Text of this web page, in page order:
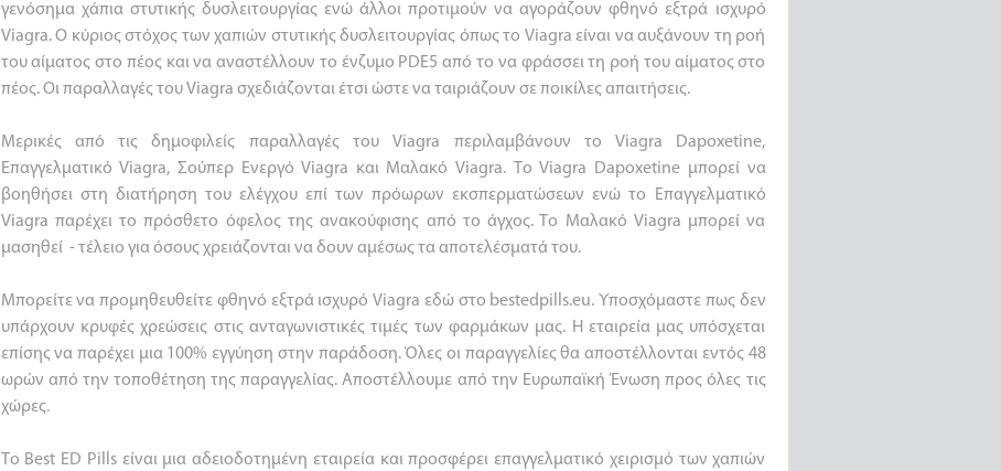
γενόσημα χάπια στυτικής δυσλειτουργίας ενώ άλλοι προτιμούν να αγοράζουν φθηνό εξτρά ισχυρό
Viagra. Ο κύριος στόχος των χαπιών στυτικής δυσλειτουργίας όπως το Viagra είναι να αυξάνουν τη ροή
του αίματος στο πέος και να αναστέλλουν το ένζυμο PDE5 από το να φράσσει τη ροή του αίματος στο
πέος. Οι παραλλαγές του Viagra σχεδιάζονται έτσι ώστε να ταιριάζουν σε ποικίλες απαιτήσεις.
Μερικές από τις δημοφιλείς παραλλαγές του Viagra περιλαμβάνουν το Viagra Dapoxetine,
Επαγγελματικό Viagra, Σούπερ Ενεργό Viagra και Μαλακό Viagra. Το Viagra Dapoxetine μπορεί να
βοηθήσει στη διατήρηση του ελέγχου επί των πρόωρων εκσπερματώσεων ενώ το Επαγγελματικό
Viagra παρέχει το πρόσθετο όφελος της ανακούφισης από το άγχος. Το Μαλακό Viagra μπορεί να
μασηθεί - τέλειο για όσους χρειάζονται να δουν αμέσως τα αποτελέσματά του.
Μπορείτε να προμηθευθείτε φθηνό εξτρά ισχυρό Viagra εδώ στο bestedpills.eu. Υποσχόμαστε πως δεν
υπάρχουν κρυφές χρεώσεις στις ανταγωνιστικές τιμές των φαρμάκων μας. Η εταιρεία μας υπόσχεται
επίσης να παρέχει μια 100% εγγύηση στην παράδοση. Όλες οι παραγγελίες θα αποστέλλονται εντός 48
ωρών από την τοποθέτηση της παραγγελίας. Αποστέλλουμε από την Ευρωπαϊκή Ένωση προς όλες τις
χώρες.
Το Best ED Pills είναι μια αδειοδοτημένη εταιρεία και προσφέρει επαγγελματικό χειρισμό των χαπιών